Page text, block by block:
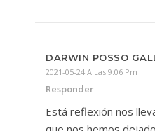
DARWIN POSSO
2021-05-24 A Las 9:06 Pm
Responder
Está reflexión nos